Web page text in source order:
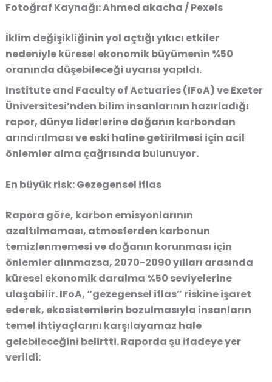
Fotoğraf Kaynağı: Ahmed akacha / Pexels
İklim değişikliğinin yol açtığı yıkıcı etkiler
nedeniyle küresel ekonomik büyümenin %50
oranında düşebileceği uyarısı yapıldı.
Institute and Faculty of Actuaries (IFoA) ve Exeter
Üniversitesi’nden bilim insanlarının hazırladığı
rapor, dünya liderlerine doğanın karbondan
arındırılması ve eski haline getirilmesi için acil
önlemler alma çağrısında bulunuyor.
En büyük risk: Gezegensel iflas
Rapora göre, karbon emisyonlarının
azaltılmaması, atmosferden karbonun
temizlenmemesi ve doğanın korunması için
önlemler alınmazsa, 2070-2090 yılları arasında
küresel ekonomik daralma %50 seviyelerine
ulaşabilir. IFoA, “gezegensel iflas” riskine işaret
ederek, ekosistemlerin bozulmasıyla insanların
temel ihtiyaçlarını karşılayamaz hale
gelebileceğini belirtti. Raporda şu ifadeye yer
verildi: